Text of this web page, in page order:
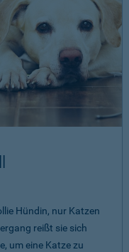
Hündin, nur Katzen
reißt sie sich
um eine Katze zu